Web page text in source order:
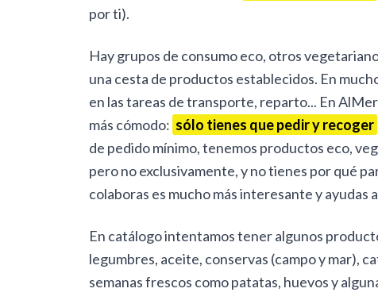
por ti).
Hay grupos de consumo eco, otros
una cesta de productos establecidos. En
en las tareas de transporte, reparto... En
más cómodo: sólo tienes que pedir y recoger
de pedido mínimo, tenemos productos eco,
pero no exclusivamente, y no tienes por qué
colaboras es mucho más interesante y ayudas
En catálogo intentamos tener algunos
legumbres, aceite, conservas (campo y mar),
semanas frescos como patatas, huevos y